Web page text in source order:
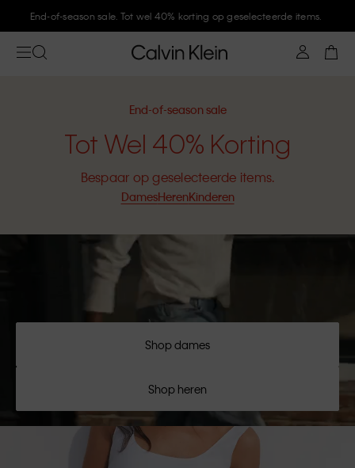
End-of-season sale. Tot wel 40% korting op geselecteerde items.
End-of-season sale
Tot Wel 40% Korting
Bespaar op geselecteerde items.
DamesHerenKinderen
Shop dames
Shop heren